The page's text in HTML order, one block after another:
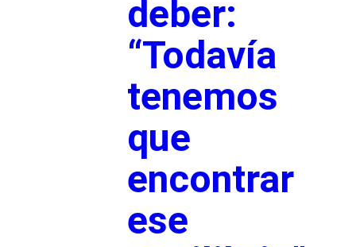
deber:
“Todavía
tenemos
que
encontrar
ese